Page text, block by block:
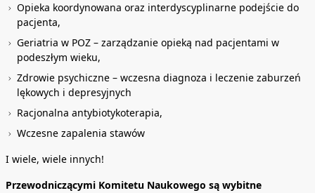
Opieka koordynowana oraz interdyscyplinarne podejście do
pacjenta,
Geriatria w POZ – zarządzanie opieką nad pacjentami w
podeszłym wieku,
Zdrowie psychiczne – wczesna diagnoza i leczenie zaburzeń
lękowych i depresyjnych
Racjonalna antybiotykoterapia,
Wczesne zapalenia stawów
I wiele, wiele innych!
Przewodniczącymi Komitetu Naukowego są wybitne